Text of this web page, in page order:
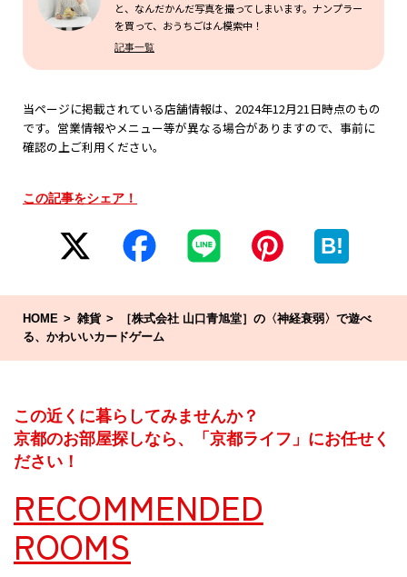
と、なんだかんだ写真を撮ってしまいます。ナンプラー
を買って、おうちごはん模索中！
記事一覧
当ページに掲載されている店舗情報は、2024年12月21日時点のもの
です。営業情報やメニュー等が異なる場合がありますので、事前に
確認の上ご利用ください。
この記事をシェア！
B!
HOME 雑貨
［株式会社 山口青旭堂］の〈神経衰弱〉で遊べ
る、かわいいカードゲーム
この近くに暮らしてみませんか？
京都のお部屋探しなら、「京都ライフ」にお任せく
ださい！
RECOMMENDED
ROOMS